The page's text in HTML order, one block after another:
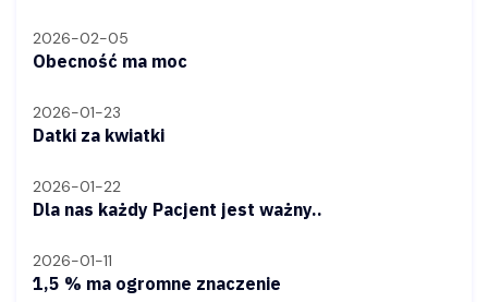
2026-02-05
Obecność ma moc
2026-01-23
Datki za kwiatki
2026-01-22
Dla nas każdy Pacjent jest ważny..
2026-01-11
1,5 % ma ogromne znaczenie